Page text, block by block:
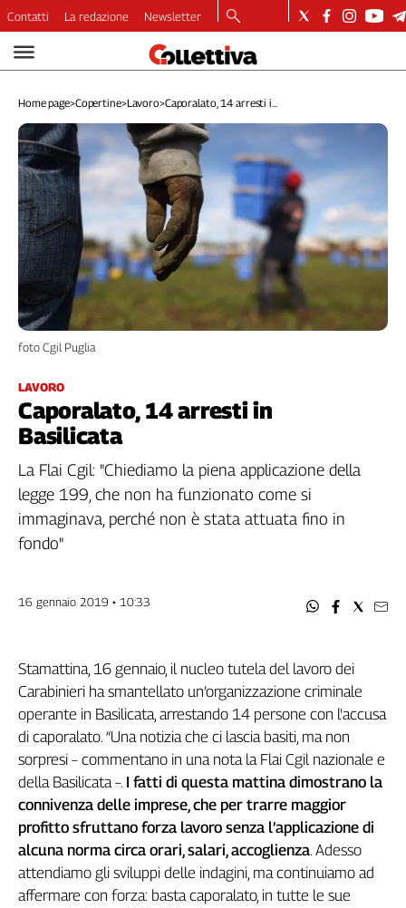
Video
Dirette
Longform
Copertine
Economia
Lavoro
Ambiente
Diritti
Welfare
Internazionale
Culture
Categorie
Filcams
Filctem
Fillea
Filt
Fiom
Fisac
Fp
Spi
Inca
Caaf
Speciali
G8
di
Genova,
il
sangue
della
Contatti La redazione Newsletter
Home page>Copertine>Lavoro>Caporalato, 14 arresti i...
LAVORO
Caporalato, 14 arresti in
Basilicata
foto Cgil Puglia
La Flai Cgil: "Chiediamo la piena applicazione della
legge 199, che non ha funzionato come si
immaginava, perché non è stata attuata fino in
fondo"
16 gennaio 2019 • 10:33
Stamattina, 16 gennaio, il nucleo tutela del lavoro dei
Carabinieri ha smantellato un’organizzazione criminale
operante in Basilicata, arrestando 14 persone con l'accusa
di caporalato. “Una notizia che ci lascia basiti, ma non
sorpresi – commentano in una nota la Flai Cgil nazionale e
della Basilicata –. I fatti di questa mattina dimostrano la
connivenza delle imprese, che per trarre maggior
profitto sfruttano forza lavoro senza l’applicazione di
alcuna norma circa orari, salari, accoglienza. Adesso
attendiamo gli sviluppi delle indagini, ma continuiamo ad
affermare con forza: basta caporalato, in tutte le sue